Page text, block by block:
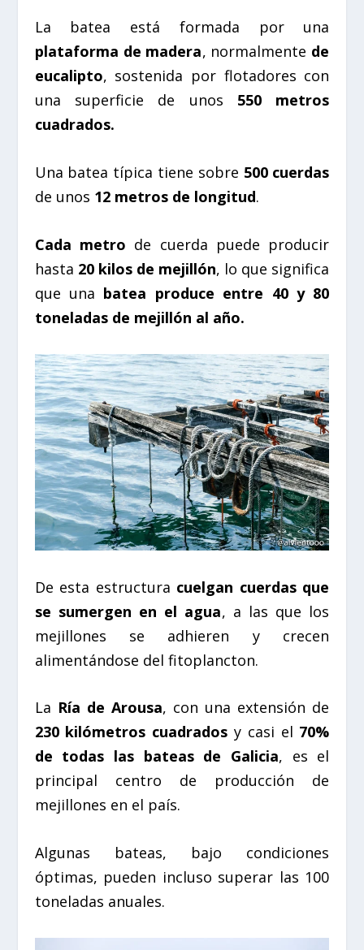
La batea está formada por una
plataforma de madera, normalmente de
eucalipto, sostenida por flotadores con
una superficie de unos 550 metros
cuadrados.
Una batea típica tiene sobre 500 cuerdas
de unos 12 metros de longitud.
Cada metro de cuerda puede producir
hasta 20 kilos de mejillón, lo que significa
que una batea produce entre 40 y 80
toneladas de mejillón al año.
De esta estructura cuelgan cuerdas que
se sumergen en el agua, a las que los
mejillones se adhieren y crecen
alimentándose del fitoplancton.
La Ría de Arousa, con una extensión de
230 kilómetros cuadrados y casi el 70%
de todas las bateas de Galicia, es el
principal centro de producción de
mejillones en el país.
Algunas bateas, bajo condiciones
óptimas, pueden incluso superar las 100
toneladas anuales.